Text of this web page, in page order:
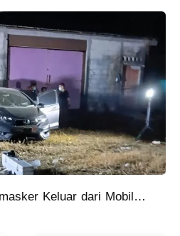
Warga Lihat 2 Pria Bermasker Keluar dari Mobil Bos Konter HP Ambarawa Semarang Ditemukan Tewas